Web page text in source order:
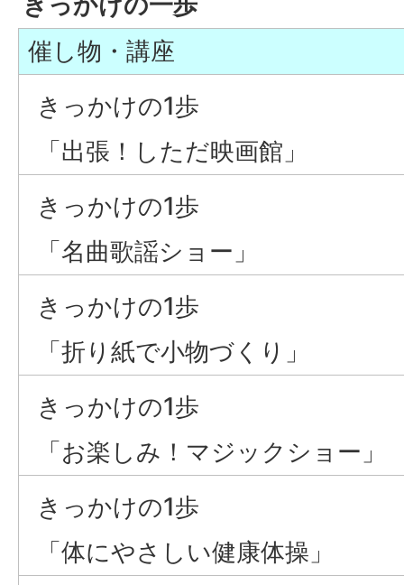
催し物・講座
きっかけの1歩
「出張！しただ映画館」
きっかけの1歩
「名曲歌謡ショー」
きっかけの1歩
「折り紙で小物づくり」
きっかけの1歩
「お楽しみ！マジックショー」
きっかけの1歩
「体にやさしい健康体操」